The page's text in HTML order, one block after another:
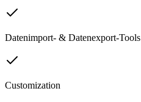
Datenimport- & Datenexport-Tools
Customization